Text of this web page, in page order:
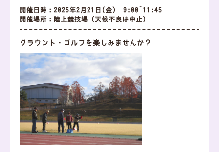
開催日時：2025年2月21日(金) 9:00~11:45
開催場所：陸上競技場（天候不良は中止）
グラウンド・ゴルフを楽しみませんか？